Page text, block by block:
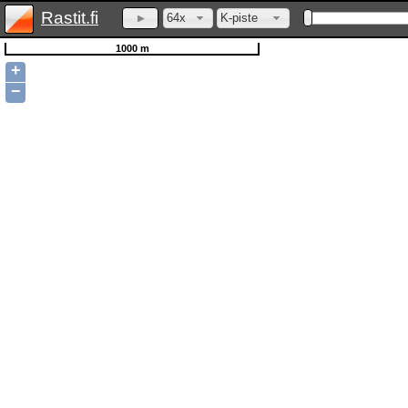
Rastit.fi 64x K-piste
1000 m
+
−